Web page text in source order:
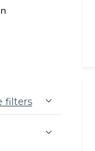
filters